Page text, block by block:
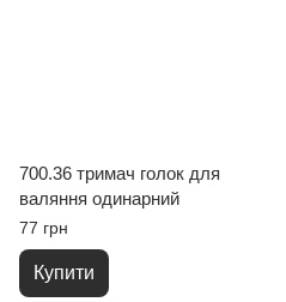
700.36 тримач голок для
валяння одинарний
77 грн
Купити